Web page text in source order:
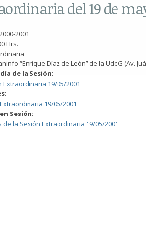
del 19 de
2000-2001
Hrs.
“Enrique Díaz de León” de la UdeG (Av.
de la Sesión:
Extraordinaria 19/05/2001
19/05/2001
Sesión:
la Sesión Extraordinaria 19/05/2001